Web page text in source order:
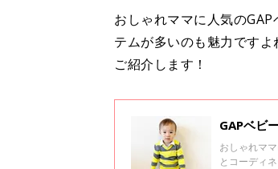
おしゃれママに人気の
テムが多いのも魅力です
ご紹介します！
GAPベビ
おしゃれマ
とコーディ